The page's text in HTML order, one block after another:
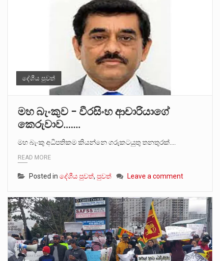
දේශීය පුවත්
මහ බැංකුව – වීරසිංහ ආචාරියාගේ
කෙරුවාව…….
මහ බැංකු අධිපතිකම කියන්නෙ ගරුකටයුතු තනතුරක්.…
READ MORE
Posted in දේශීය පුවත්, පුවත් Leave a comment